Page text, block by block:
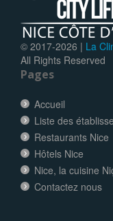
© 2017-2026 | La
All Rights Reserved
Pages
Accueil
Liste des
Restaurants Nice
Hôtels Nice
Nice, la cuisine
Contactez nous